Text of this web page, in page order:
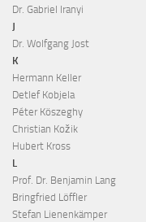
Dr. Gabriel Iranyi
J
Dr. Wolfgang Jost
K
Hermann Keller
Detlef Kobjela
Péter Köszeghy
Christian Kožik
Hubert Kross
L
Prof. Dr. Benjamin Lang
Bringfried Löffler
Stefan Lienenkämper